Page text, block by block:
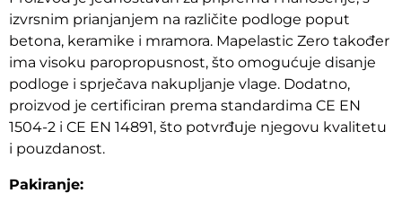
izvrsnim prianjanjem na različite podloge poput
betona, keramike i mramora. Mapelastic Zero također
ima visoku paropropusnost, što omogućuje disanje
podloge i sprječava nakupljanje vlage. Dodatno,
proizvod je certificiran prema standardima CE EN
1504-2 i CE EN 14891, što potvrđuje njegovu kvalitetu
i pouzdanost.
Pakiranje: